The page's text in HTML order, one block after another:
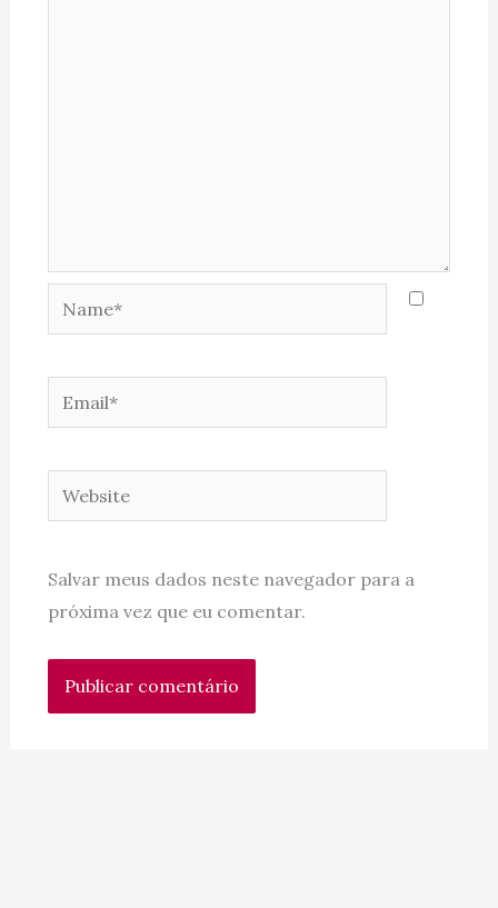
Name*
Email*
Website
Salvar meus dados neste navegador para a
próxima vez que eu comentar.